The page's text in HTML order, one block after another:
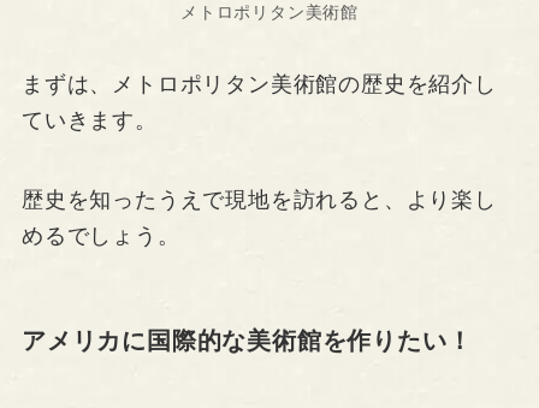
メトロポリタン美術館
まずは、メトロポリタン美術館の歴史を紹介し
ていきます。
歴史を知ったうえで現地を訪れると、より楽し
めるでしょう。
アメリカに国際的な美術館を作りたい！